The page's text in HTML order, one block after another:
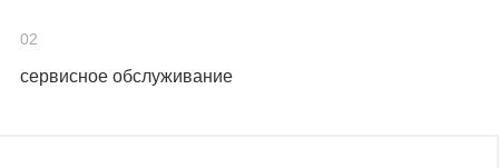
02
сервисное обслуживание